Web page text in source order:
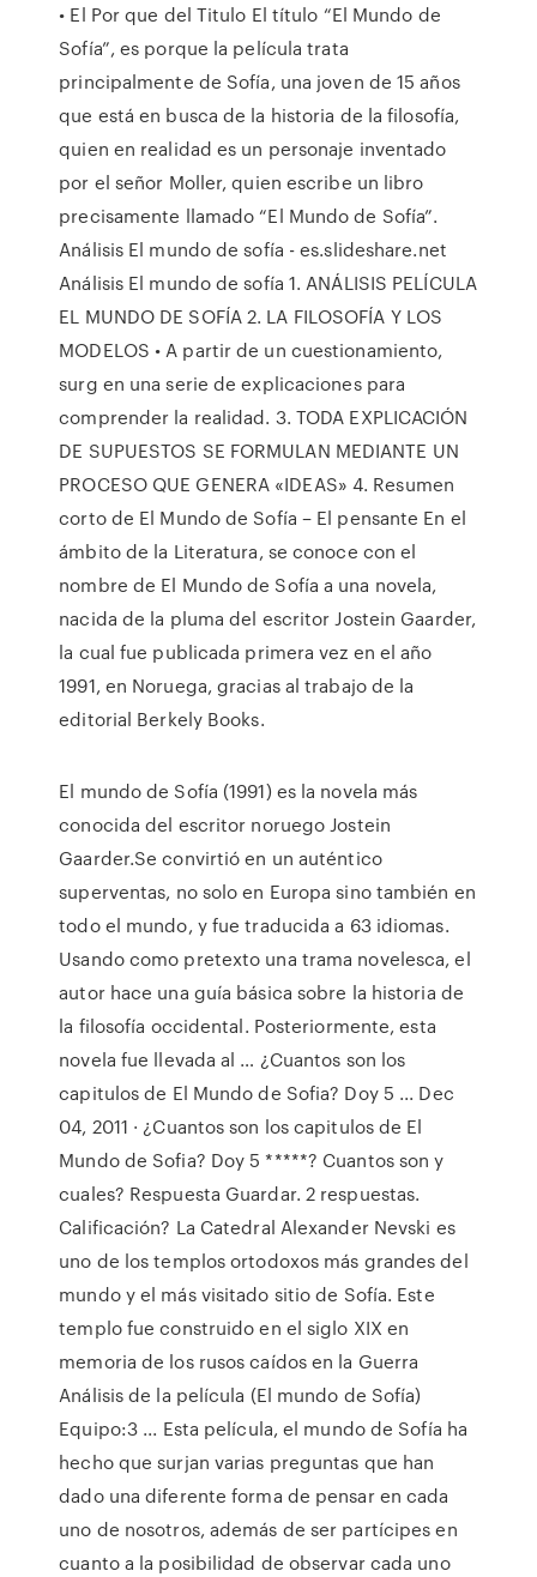
• El Por que del Titulo El título “El Mundo de
Sofía”, es porque la película trata
principalmente de Sofía, una joven de 15 años
que está en busca de la historia de la filosofía,
quien en realidad es un personaje inventado
por el señor Moller, quien escribe un libro
precisamente llamado “El Mundo de Sofía”.
Análisis El mundo de sofía - es.slideshare.net
Análisis El mundo de sofía 1. ANÁLISIS PELÍCULA
EL MUNDO DE SOFÍA 2. LA FILOSOFÍA Y LOS
MODELOS • A partir de un cuestionamiento,
surg en una serie de explicaciones para
comprender la realidad. 3. TODA EXPLICACIÓN
DE SUPUESTOS SE FORMULAN MEDIANTE UN
PROCESO QUE GENERA «IDEAS» 4. Resumen
corto de El Mundo de Sofía – El pensante En el
ámbito de la Literatura, se conoce con el
nombre de El Mundo de Sofía a una novela,
nacida de la pluma del escritor Jostein Gaarder,
la cual fue publicada primera vez en el año
1991, en Noruega, gracias al trabajo de la
editorial Berkely Books.
El mundo de Sofía (1991) es la novela más
conocida del escritor noruego Jostein
Gaarder.Se convirtió en un auténtico
superventas, no solo en Europa sino también en
todo el mundo, y fue traducida a 63 idiomas.
Usando como pretexto una trama novelesca, el
autor hace una guía básica sobre la historia de
la filosofía occidental. Posteriormente, esta
novela fue llevada al … ¿Cuantos son los
capitulos de El Mundo de Sofia? Doy 5 ... Dec
04, 2011 · ¿Cuantos son los capitulos de El
Mundo de Sofia? Doy 5 *****? Cuantos son y
cuales? Respuesta Guardar. 2 respuestas.
Calificación? La Catedral Alexander Nevski es
uno de los templos ortodoxos más grandes del
mundo y el más visitado sitio de Sofía. Este
templo fue construido en el siglo XIX en
memoria de los rusos caídos en la Guerra
Análisis de la película (El mundo de Sofía)
Equipo:3 ... Esta película, el mundo de Sofía ha
hecho que surjan varias preguntas que han
dado una diferente forma de pensar en cada
uno de nosotros, además de ser partícipes en
cuanto a la posibilidad de observar cada uno